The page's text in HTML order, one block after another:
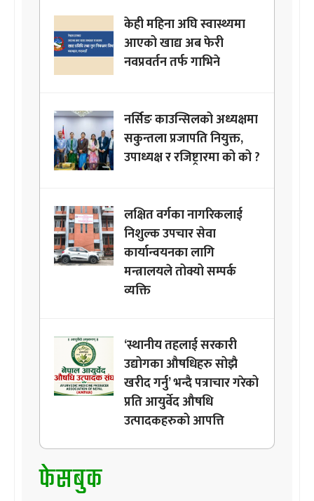
केही महिना अघि स्वास्थ्यमा
आएको खाद्य अब फेरी
नवप्रवर्तन तर्फ गाभिने
नर्सिङ काउन्सिलको अध्यक्षमा
सकुन्तला प्रजापति नियुक्त,
उपाध्यक्ष र रजिष्ट्रारमा को को ?
लक्षित वर्गका नागरिकलाई
निशुल्क उपचार सेवा
कार्यान्वयनका लागि
मन्त्रालयले तोक्यो सम्पर्क
व्यक्ति
‘स्थानीय तहलाई सरकारी
उद्योगका औषधिहरु सोझै
खरीद गर्नु’ भन्दै पत्राचार गरेको
प्रति आयुर्वेद औषधि
उत्पादकहरुको आपत्ति
फेसबुक